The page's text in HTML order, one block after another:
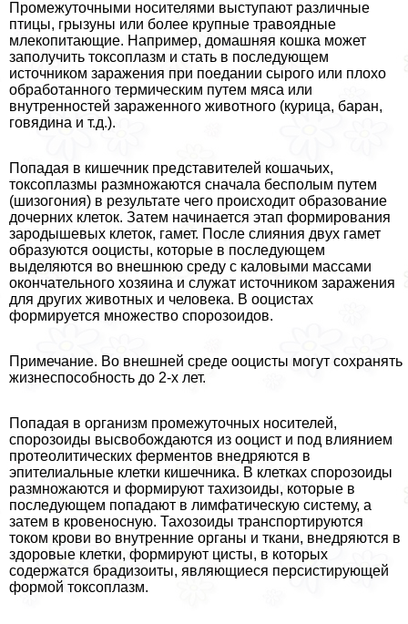
Промежуточными носителями выступают различные
птицы, грызуны или более крупные травоядные
млекопитающие. Например, домашняя кошка может
заполучить токсоплазм и стать в последующем
источником заражения при поедании сырого или плохо
обработанного термическим путем мяса или
внутренностей зараженного животного (курица, бapaн,
говядина и т.д.).
Попадая в кишечник представителей кошачьих,
токсоплазмы размножаются сначала бесполым путем
(шизогония) в результате чего происходит образование
дочерних клеток. Затем начинается этап формирования
зародышевых клеток, гамет. После слияния двух гамет
образуются ооцисты, которые в последующем
выделяются во внешнюю среду с каловыми массами
окончательного хозяина и служат источником заражения
для других животных и человека. В ооцистах
формируется множество спорозоидов.
Примечание. Во внешней среде ооцисты могут сохранять
жизнеспособность до 2-х лет.
Попадая в организм промежуточных носителей,
спорозоиды высвобождаются из ооцист и под влиянием
протеолитических ферментов внедряются в
эпителиальные клетки кишечника. В клетках спорозоиды
размножаются и формируют тахизоиды, которые в
последующем попадают в лимфатическую систему, а
затем в кровеносную. Тахозоиды трaнcпортируются
током крови во внутренние органы и ткани, внедряются в
здоровые клетки, формируют цисты, в которых
содержатся брадизоиты, являющиеся персистирующей
формой токсоплазм.